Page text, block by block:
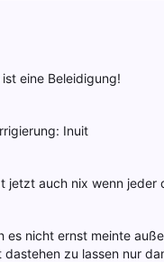
eine Beleidigung!
Inuit
jetzt auch nix wenn jeder
es nicht ernst meinte
dastehen zu lassen nur